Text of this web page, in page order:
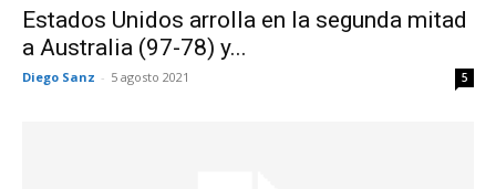
Estados Unidos arrolla en la segunda mitad
a Australia (97-78) y...
Diego Sanz - 5 agosto 2021 5